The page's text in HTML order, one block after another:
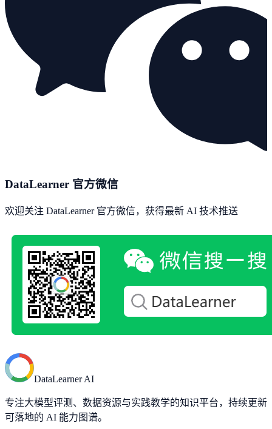
DataLearner 官方微信
欢迎关注 DataLearner 官方微信，获得最新 AI 技术推送
DataLearner AI
专注大模型评测、数据资源与实践教学的知识平台，持续更新
可落地的 AI 能力图谱。